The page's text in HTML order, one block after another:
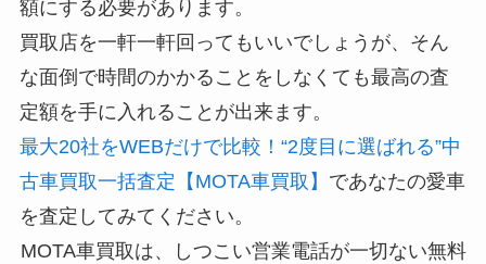
額にする必要があります。
買取店を一軒一軒回ってもいいでしょうが、そん
な面倒で時間のかかることをしなくても最高の査
定額を手に入れることが出来ます。
最大20社をWEBだけで比較！“2度目に選ばれる”中
古車買取一括査定【MOTA車買取】 であなたの愛車
を査定してみてください。
MOTA車買取は、しつこい営業電話が一切ない無料